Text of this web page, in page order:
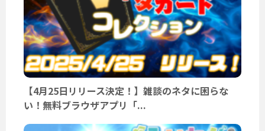
【4月25日リリース決定！】雑談のネタに困らな
い！無料ブラウザアプリ「...